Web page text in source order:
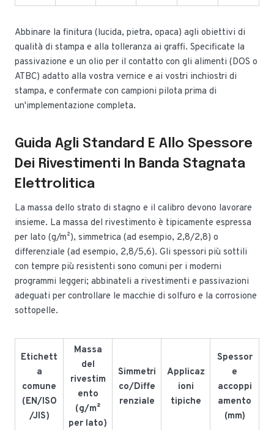
Abbinare la finitura (lucida, pietra, opaca) agli obiettivi di
qualità di stampa e alla tolleranza ai graffi. Specificate la
passivazione e un olio per il contatto con gli alimenti (DOS o
ATBC) adatto alla vostra vernice e ai vostri inchiostri di
stampa, e confermate con campioni pilota prima di
un'implementazione completa.
Guida Agli Standard E Allo Spessore
Dei Rivestimenti In Banda Stagnata
Elettrolitica
La massa dello strato di stagno e il calibro devono lavorare
insieme. La massa del rivestimento è tipicamente espressa
per lato (g/m²), simmetrica (ad esempio, 2,8/2,8) o
differenziale (ad esempio, 2,8/5,6). Gli spessori più sottili
con tempre più resistenti sono comuni per i moderni
programmi leggeri; abbinateli a rivestimenti e passivazioni
adeguati per controllare le macchie di solfuro e la corrosione
sottopelle.
Etichett
a
comune
(EN/ISO
/JIS)
Massa
del
rivestim
ento
(g/m²
per lato)
Simmetri
co/Diffe
renziale
Applicaz
ioni
tipiche
Spessor
e
accoppi
amento
(mm)